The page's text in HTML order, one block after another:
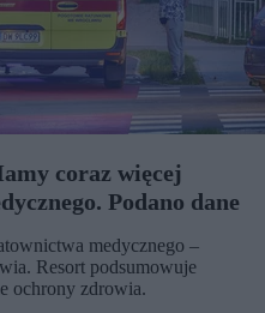
coraz więcej
Podano dane
medycznego –
Resort podsumowuje
ochrony zdrowia.